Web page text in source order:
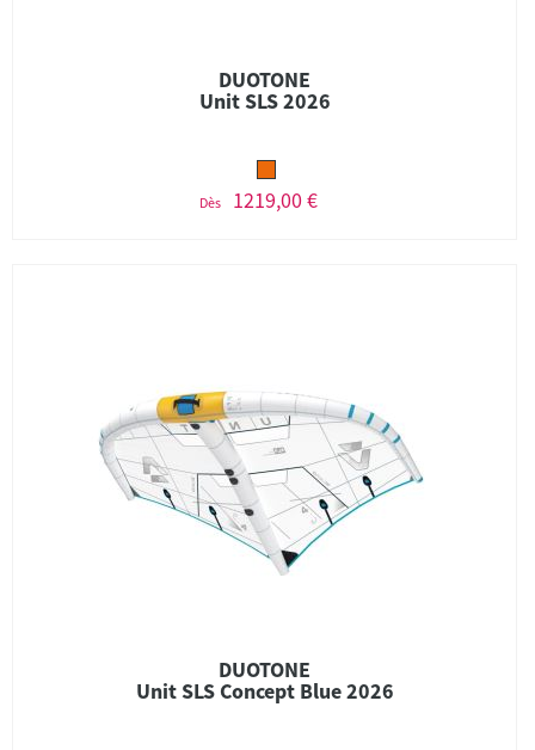
DUOTONE
Unit SLS 2026
Dès 1219,00 €
DUOTONE
Unit SLS Concept Blue 2026